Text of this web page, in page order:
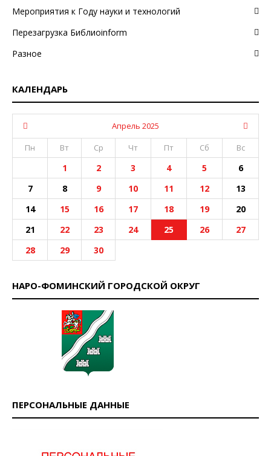
Мероприятия к Году науки и технологий
Перезагрузка Библиоinform
Разное
КАЛЕНДАРЬ
Апрель 2025
Пн
Вт Ср Чт Пт Сб Вс
1 2 3 4 5
6
7
8 9 10 11 12
13
14
15 16 17 18 19
20
21
22 23 24 25 26
27
28
29 30
НАРО-ФОМИНСКИЙ ГОРОДСКОЙ ОКРУГ
ПЕРСОНАЛЬНЫЕ ДАННЫЕ